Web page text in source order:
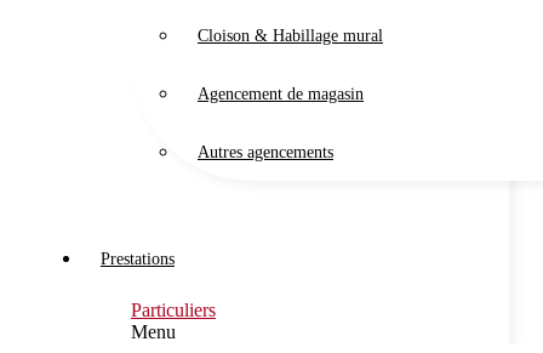
Cloison & Habillage mural
Agencement de magasin
Autres agencements
Prestations
Particuliers
Menu